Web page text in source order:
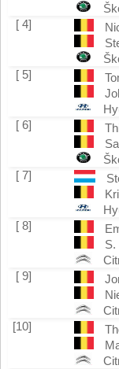
[ 4]
[ 5]
[ 6]
[ 7]
[ 8]
S.
[ 9]
[10]